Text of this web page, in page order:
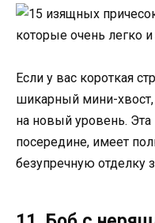
Если у вас короткая
шикарный мини-
на новый уровень. Эта
посередине, имеет
безупречную отделку